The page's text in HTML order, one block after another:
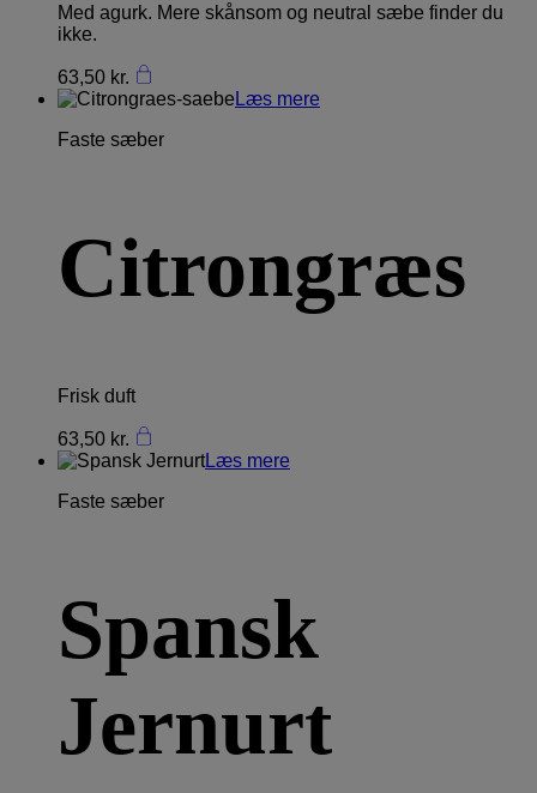
Med agurk. Mere skånsom og neutral sæbe finder du
ikke.
63,50 kr.
Læs mere
Faste sæber
Citrongræs
Frisk duft
63,50 kr.
Læs mere
Faste sæber
Spansk
Jernurt